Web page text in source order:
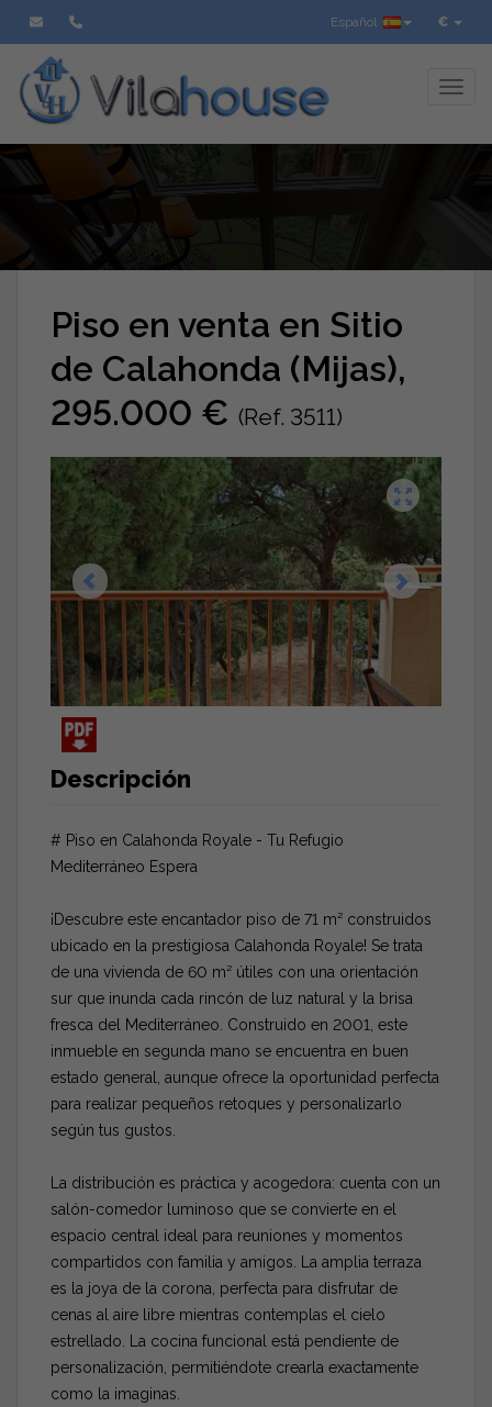
€
Español
Piso en venta en Sitio
de Calahonda (Mijas),
295.000 € (Ref. 3511)
Descripción
# Piso en Calahonda Royale - Tu Refugio
Mediterráneo Espera
¡Descubre este encantador piso de 71 m² construidos
ubicado en la prestigiosa Calahonda Royale! Se trata
de una vivienda de 60 m² útiles con una orientación
sur que inunda cada rincón de luz natural y la brisa
fresca del Mediterráneo. Construido en 2001, este
inmueble en segunda mano se encuentra en buen
estado general, aunque ofrece la oportunidad perfecta
para realizar pequeños retoques y personalizarlo
según tus gustos.
La distribución es práctica y acogedora: cuenta con un
salón-comedor luminoso que se convierte en el
espacio central ideal para reuniones y momentos
compartidos con familia y amigos. La amplia terraza
es la joya de la corona, perfecta para disfrutar de
cenas al aire libre mientras contemplas el cielo
estrellado. La cocina funcional está pendiente de
personalización, permitiéndote crearla exactamente
como la imaginas.